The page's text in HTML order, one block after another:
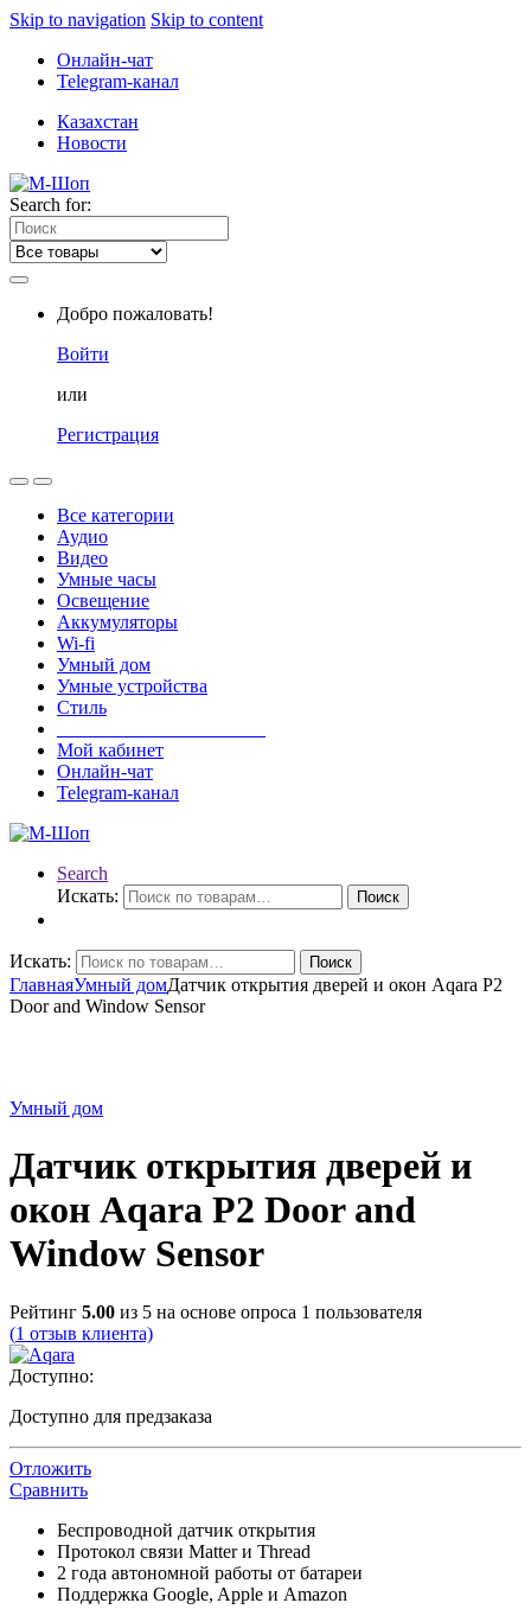
Skip to navigation Skip to content
Онлайн-чат
Telegram-канал
Казахстан
Новости
Search for:
Добро пожаловать!
Войти
или
Регистрация
Все категории
Аудио
Видео
Умные часы
Освещение
Аккумуляторы
Wi-fi
Умный дом
Умные устройства
Стиль
Мой кабинет
Онлайн-чат
Telegram-канал
Search
Искать:
Поиск
Искать: Поиск
ГлавнаяУмный домДатчик открытия дверей и окон Aqara P2
Door and Window Sensor
Умный дом
Датчик открытия дверей и
окон Aqara P2 Door and
Window Sensor
Рейтинг 5.00 из 5 на основе опроса 1 пользователя
(1 отзыв клиента)
Доступно:
Доступно для предзаказа
Отложить
Сравнить
Беспроводной датчик открытия
Протокол связи Matter и Thread
2 года автономной работы от батареи
Поддержка Google, Apple и Amazon